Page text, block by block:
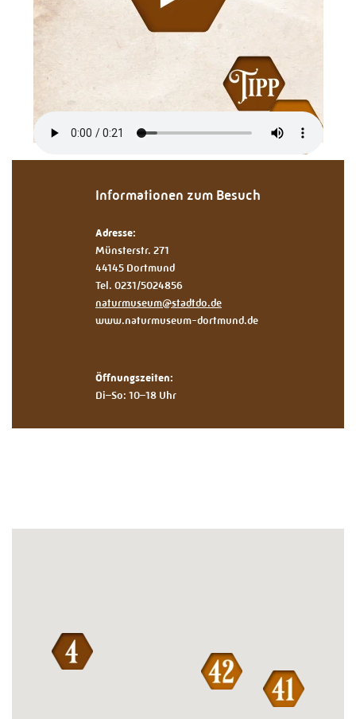
Informationen zum Besuch
Adresse:
Münsterstr. 271
44145 Dortmund
Tel. 0231/5024856
naturmuseum@stadtdo.de
www.naturmuseum-dortmund.de
Öffnungszeiten:
Di–So: 10–18 Uhr